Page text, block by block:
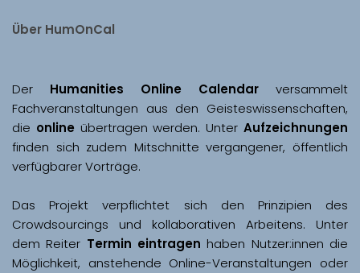
Über HumOnCal
Der Humanities Online Calendar versammelt
Fachveranstaltungen aus den Geisteswissenschaften,
die online übertragen werden. Unter Aufzeichnungen
finden sich zudem Mitschnitte vergangener, öffentlich
Das Projekt verpflichtet sich den Prinzipien des
Crowdsourcings und kollaborativen Arbeitens. Unter
dem Reiter Termin eintragen haben Nutzer:innen die
Möglichkeit, anstehende Online-Veranstaltungen oder